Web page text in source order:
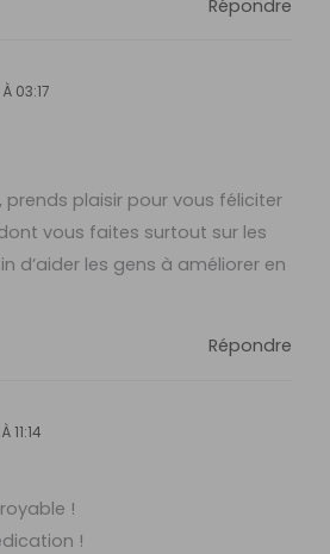
Répondre
03:17
prends plaisir pour vous féliciter
vous faites surtout sur les
d’aider les gens à améliorer en
Répondre
11:14
!
!